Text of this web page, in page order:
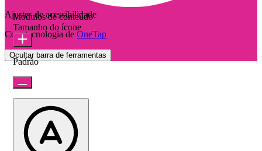
Ajustes de acessibilidade
Com tecnologia de OneTap
Ocultar barra de ferramentas
Módulos de conteúdo
Tamanho do ícone
Padrão